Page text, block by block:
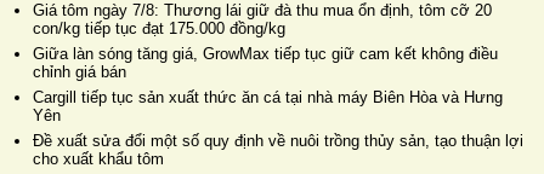
Giá tôm ngày 7/8: Thương lái giữ đà thu mua ổn định, tôm cỡ 20
con/kg tiếp tục đạt 175.000 đồng/kg
Giữa làn sóng tăng giá, GrowMax tiếp tục giữ cam kết không điều
chỉnh giá bán
Cargill tiếp tục sản xuất thức ăn cá tại nhà máy Biên Hòa và Hưng
Yên
Đề xuất sửa đổi một số quy định về nuôi trồng thủy sản, tạo thuận lợi
cho xuất khẩu tôm